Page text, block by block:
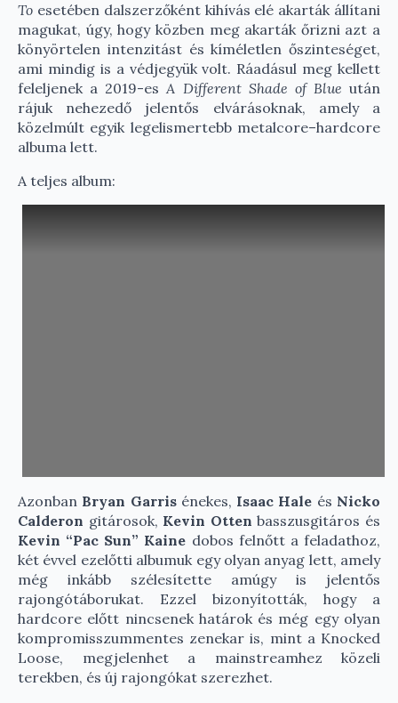
To esetében dalszerzőként kihívás elé akarták állítani
magukat, úgy, hogy közben meg akarták őrizni azt a
könyörtelen intenzitást és kíméletlen őszinteséget,
ami mindig is a védjegyük volt. Ráadásul meg kellett
feleljenek a 2019-esA Different Shade of Blue után
rájuk nehezedő jelentős elvárásoknak, amely a
közelmúlt egyik legelismertebb metalcore–hardcore
albuma lett.
A teljes album:
Azonban Bryan Garrisénekes, Isaac Hale és Nicko
Calderon gitárosok, Kevin Otten basszusgitáros és
Kevin “Pac Sun” Kaine dobos felnőtt a feladathoz,
két évvel ezelőtti albumuk egy olyan anyag lett, amely
még inkább szélesítette amúgy is jelentős
rajongótáborukat. Ezzel bizonyították, hogy a
hardcore előtt nincsenek határok és még egy olyan
kompromisszummentes zenekar is, mint a Knocked
Loose, megjelenhet a mainstreamhez közeli
terekben, és új rajongókat szerezhet.